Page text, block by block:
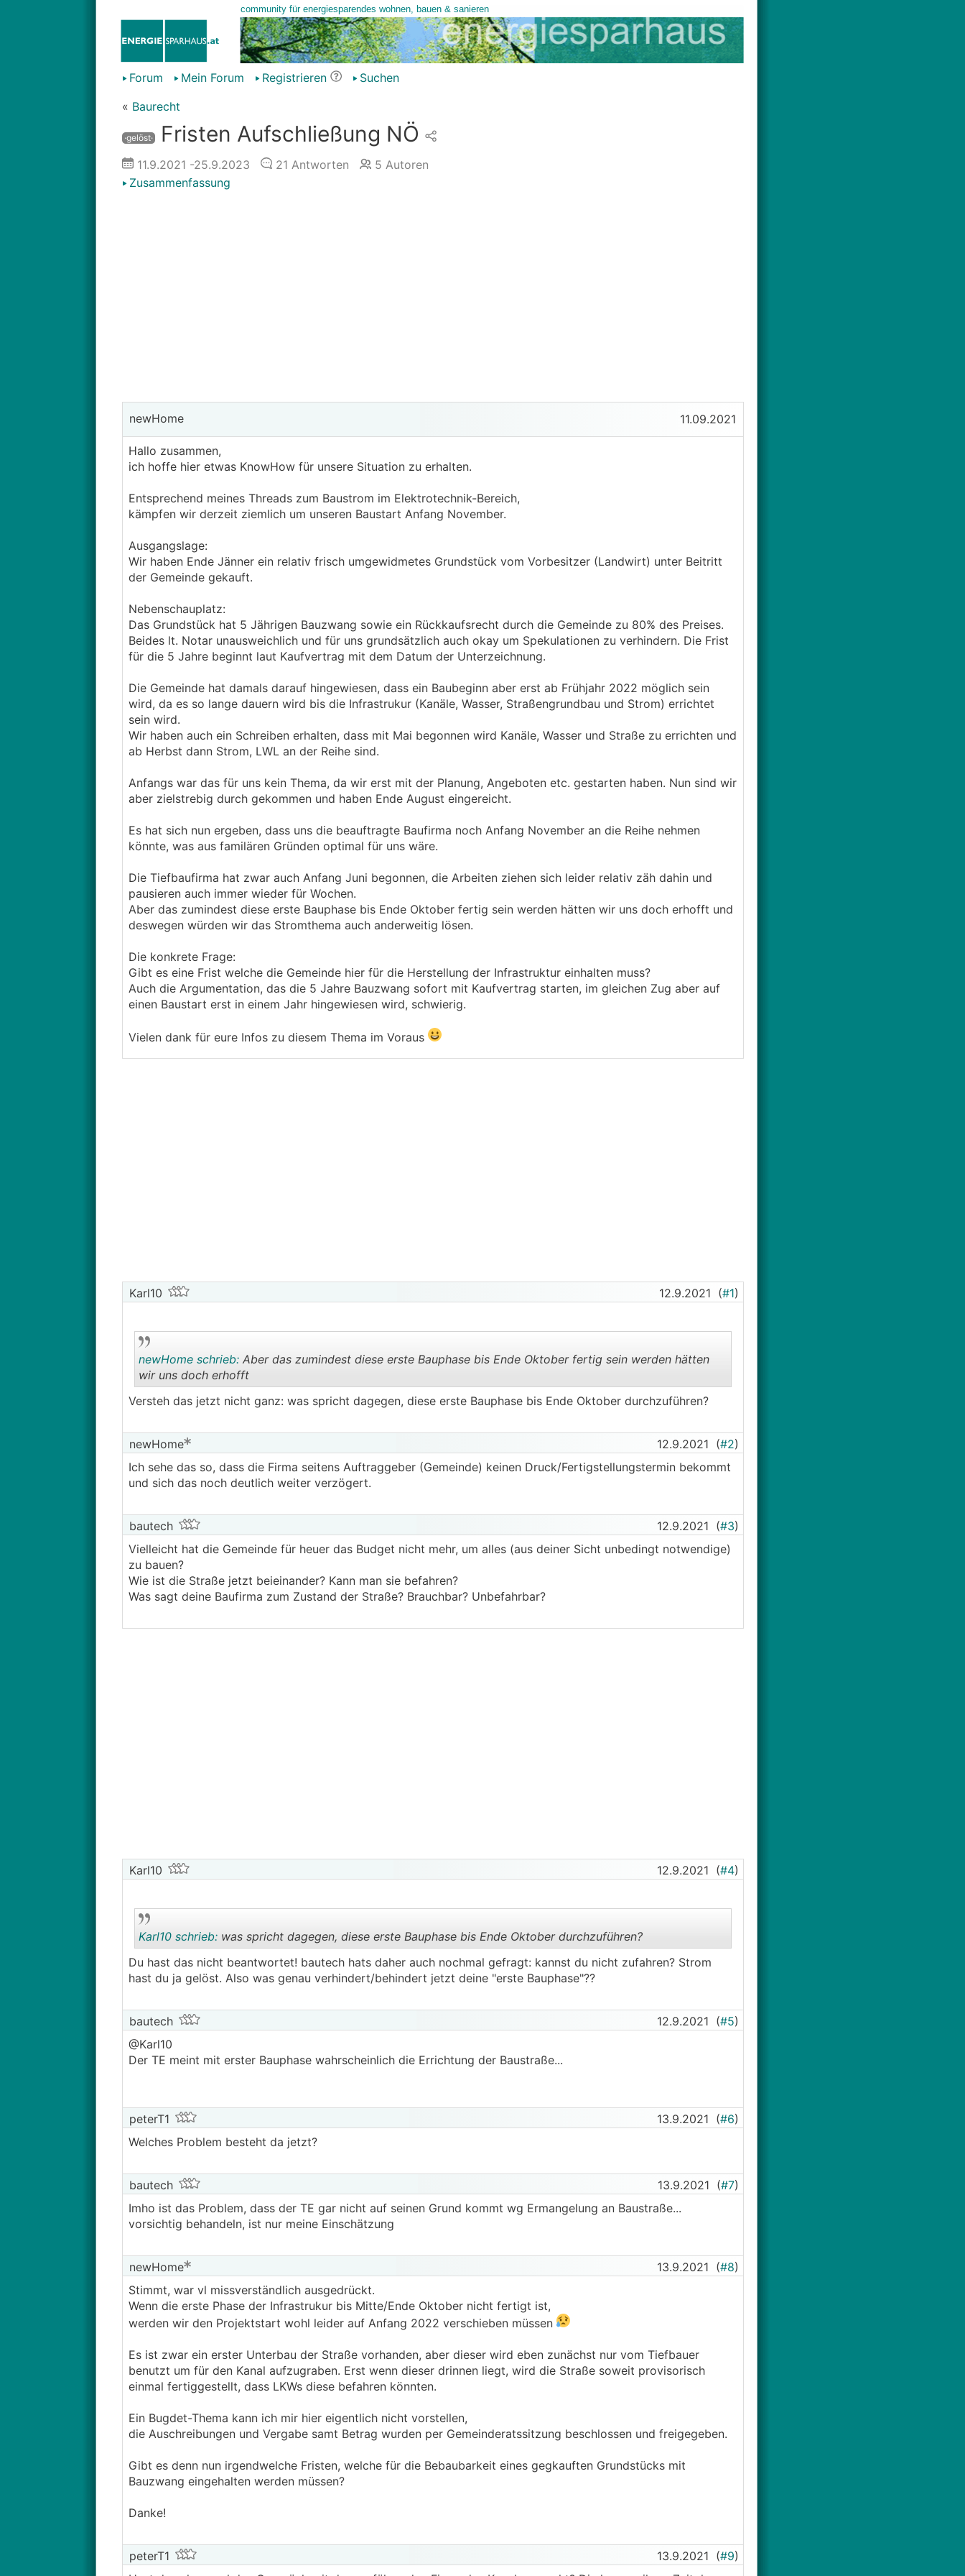
Forum Mein Forum Registrieren
Suchen
« Baurecht
·gelöst· Fristen Aufschließung NÖ
11.9.2021 -25.9.2023 21 Antworten 5 Autoren
Zusammenfassung
newHome 11.09.2021
Hallo zusammen,
ich hoffe hier etwas KnowHow für unsere Situation zu erhalten.
Entsprechend meines Threads zum Baustrom im Elektrotechnik-Bereich,
kämpfen wir derzeit ziemlich um unseren Baustart Anfang November.
Ausgangslage:
Wir haben Ende Jänner ein relativ frisch umgewidmetes Grundstück vom Vorbesitzer (Landwirt) unter Beitritt
der Gemeinde gekauft.
Nebenschauplatz:
Das Grundstück hat 5 Jährigen Bauzwang sowie ein Rückkaufsrecht durch die Gemeinde zu 80% des Preises.
Beides lt. Notar unausweichlich und für uns grundsätzlich auch okay um Spekulationen zu verhindern. Die Frist
für die 5 Jahre beginnt laut Kaufvertrag mit dem Datum der Unterzeichnung.
Die Gemeinde hat damals darauf hingewiesen, dass ein Baubeginn aber erst ab Frühjahr 2022 möglich sein
wird, da es so lange dauern wird bis die Infrastrukur (Kanäle, Wasser, Straßengrundbau und Strom) errichtet
sein wird.
Wir haben auch ein Schreiben erhalten, dass mit Mai begonnen wird Kanäle, Wasser und Straße zu errichten und
ab Herbst dann Strom, LWL an der Reihe sind.
Anfangs war das für uns kein Thema, da wir erst mit der Planung, Angeboten etc. gestarten haben. Nun sind wir
aber zielstrebig durch gekommen und haben Ende August eingereicht.
Es hat sich nun ergeben, dass uns die beauftragte Baufirma noch Anfang November an die Reihe nehmen
könnte, was aus familären Gründen optimal für uns wäre.
Die Tiefbaufirma hat zwar auch Anfang Juni begonnen, die Arbeiten ziehen sich leider relativ zäh dahin und
pausieren auch immer wieder für Wochen.
Aber das zumindest diese erste Bauphase bis Ende Oktober fertig sein werden hätten wir uns doch erhofft und
deswegen würden wir das Stromthema auch anderweitig lösen.
Die konkrete Frage:
Gibt es eine Frist welche die Gemeinde hier für die Herstellung der Infrastruktur einhalten muss?
Auch die Argumentation, das die 5 Jahre Bauzwang sofort mit Kaufvertrag starten, im gleichen Zug aber auf
einen Baustart erst in einem Jahr hingewiesen wird, schwierig.
Vielen dank für eure Infos zu diesem Thema im Voraus
Karl10 12.9.2021 (#1)
newHome schrieb:Aber das zumindest diese erste Bauphase bis Ende Oktober fertig sein werden hätten
wir uns doch erhofft
Versteh das jetzt nicht ganz: was spricht dagegen, diese erste Bauphase bis Ende Oktober durchzuführen?
newHome 12.9.2021 (#2)
Ich sehe das so, dass die Firma seitens Auftraggeber (Gemeinde) keinen Druck/Fertigstellungstermin bekommt
und sich das noch deutlich weiter verzögert.
bautech 12.9.2021 (#3)
Vielleicht hat die Gemeinde für heuer das Budget nicht mehr, um alles (aus deiner Sicht unbedingt notwendige)
zu bauen?
Wie ist die Straße jetzt beieinander? Kann man sie befahren?
Was sagt deine Baufirma zum Zustand der Straße? Brauchbar? Unbefahrbar?
Karl10 12.9.2021 (#4)
Karl10 schrieb:was spricht dagegen, diese erste Bauphase bis Ende Oktober durchzuführen?
Du hast das nicht beantwortet! bautech hats daher auch nochmal gefragt: kannst du nicht zufahren? Strom
hast du ja gelöst. Also was genau verhindert/behindert jetzt deine "erste Bauphase"??
bautech 12.9.2021 (#5)
@Karl10
Der TE meint mit erster Bauphase wahrscheinlich die Errichtung der Baustraße...
peterT1 13.9.2021 (#6)
Welches Problem besteht da jetzt?
bautech 13.9.2021 (#7)
Imho ist das Problem, dass der TE gar nicht auf seinen Grund kommt wg Ermangelung an Baustraße...
vorsichtig behandeln, ist nur meine Einschätzung
newHome 13.9.2021 (#8)
Stimmt, war vl missverständlich ausgedrückt.
Wenn die erste Phase der Infrastrukur bis Mitte/Ende Oktober nicht fertigt ist,
werden wir den Projektstart wohl leider auf Anfang 2022 verschieben müssen
Es ist zwar ein erster Unterbau der Straße vorhanden, aber dieser wird eben zunächst nur vom Tiefbauer
benutzt um für den Kanal aufzugraben. Erst wenn dieser drinnen liegt, wird die Straße soweit provisorisch
einmal fertiggestellt, dass LKWs diese befahren könnten.
Ein Bugdet-Thema kann ich mir hier eigentlich nicht vorstellen,
die Auschreibungen und Vergabe samt Betrag wurden per Gemeinderatssitzung beschlossen und freigegeben.
Gibt es denn nun irgendwelche Fristen, welche für die Bebaubarkeit eines gegkauften Grundstücks mit
Bauzwang eingehalten werden müssen?
Danke!
peterT1 13.9.2021 (#9)